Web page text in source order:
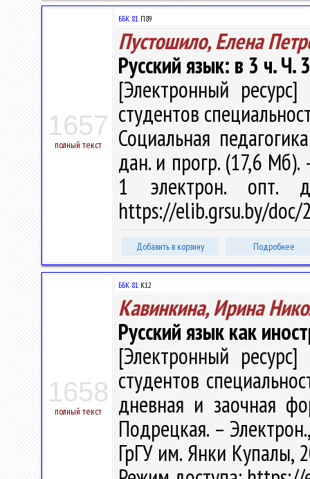
1657
полный текст
ББК 81.П89
Пустошило, Елена
Русский язык: в 3 ч. Ч.
[Электронный
студентов
Социальная
дан. и прогр. (17,6
1 электрон. опт.
https://elib.grsu.by/doc/
Добавить в корзину Подробнее
1658
полный текст
ББК 81.К12
Кавинкина, Ирина
Русский язык как
[Электронный
студентов
дневная и заочная
Подрецкая. –
ГрГУ им. Янки Купалы,